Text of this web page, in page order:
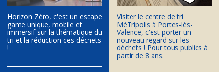
Horizon Zéro, c'est un escape
game unique, mobile et
immersif sur la thématique du
tri et la réduction des déchets
!
Visiter le centre de tri
MéTripolis à Portes-lès-
Valence, c'est porter un
nouveau regard sur les
déchets ! Pour tous publics à
partir de 8 ans.